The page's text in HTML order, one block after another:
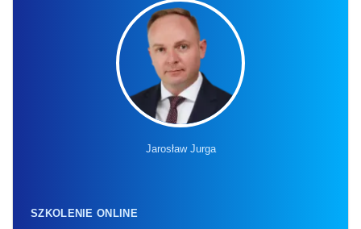
Jarosław Jurga
SZKOLENIE ONLINE